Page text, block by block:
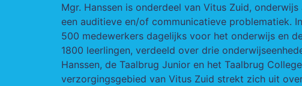
Mgr. Hanssen is onderdeel van Vitus Zuid,
een auditieve en/of communicatieve problematiek.
500 medewerkers dagelijks voor het onderwijs en
1800 leerlingen, verdeeld over drie
Hanssen, de Taalbrug Junior en het Taalbrug
verzorgingsgebied van Vitus Zuid strekt zich uit